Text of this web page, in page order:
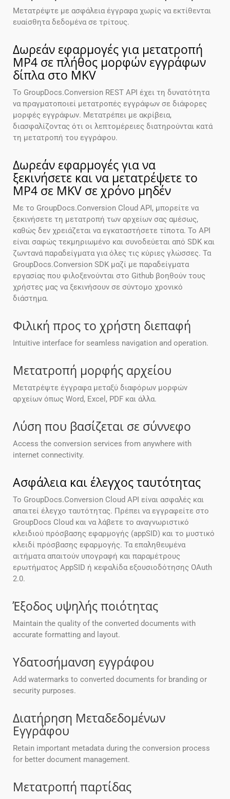
Μετατρέψτε με ασφάλεια έγγραφα χωρίς να εκτίθενται
ευαίσθητα δεδομένα σε τρίτους.
Δωρεάν εφαρμογές για μετατροπή
MP4 σε πλήθος μορφών εγγράφων
δίπλα στο MKV
Το GroupDocs.Conversion REST API έχει τη δυνατότητα
να πραγματοποιεί μετατροπές εγγράφων σε διάφορες
μορφές εγγράφων. Μετατρέπει με ακρίβεια,
διασφαλίζοντας ότι οι λεπτομέρειες διατηρούνται κατά
τη μετατροπή του εγγράφου.
Δωρεάν εφαρμογές για να
ξεκινήσετε και να μετατρέψετε το
MP4 σε MKV σε χρόνο μηδέν
Με το GroupDocs.Conversion Cloud API, μπορείτε να
ξεκινήσετε τη μετατροπή των αρχείων σας αμέσως,
καθώς δεν χρειάζεται να εγκαταστήσετε τίποτα. Το API
είναι σαφώς τεκμηριωμένο και συνοδεύεται από SDK και
ζωντανά παραδείγματα για όλες τις κύριες γλώσσες. Τα
GroupDocs.Conversion SDK μαζί με παραδείγματα
εργασίας που φιλοξενούνται στο Github βοηθούν τους
χρήστες μας να ξεκινήσουν σε σύντομο χρονικό
διάστημα.
Φιλική προς το χρήστη διεπαφή
Intuitive interface for seamless navigation and operation.
Μετατροπή μορφής αρχείου
Μετατρέψτε έγγραφα μεταξύ διαφόρων μορφών
αρχείων όπως Word, Excel, PDF και άλλα.
Λύση που βασίζεται σε σύννεφο
Access the conversion services from anywhere with
internet connectivity.
Ασφάλεια και έλεγχος ταυτότητας
Το GroupDocs.Conversion Cloud API είναι ασφαλές και
απαιτεί έλεγχο ταυτότητας. Πρέπει να εγγραφείτε στο
GroupDocs Cloud και να λάβετε το αναγνωριστικό
κλειδιού πρόσβασης εφαρμογής (appSID) και το μυστικό
κλειδί πρόσβασης εφαρμογής. Τα επαληθευμένα
αιτήματα απαιτούν υπογραφή και παραμέτρους
ερωτήματος AppSID ή κεφαλίδα εξουσιοδότησης OAuth
2.0.
Έξοδος υψηλής ποιότητας
Maintain the quality of the converted documents with
accurate formatting and layout.
Υδατοσήμανση εγγράφου
Add watermarks to converted documents for branding or
security purposes.
Διατήρηση Μεταδεδομένων
Εγγράφου
Retain important metadata during the conversion process
for better document management.
Μετατροπή παρτίδας